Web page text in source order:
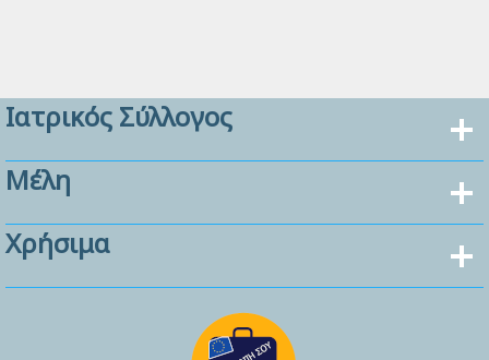
Ιατρικός Σύλλογος
Μέλη
Χρήσιμα